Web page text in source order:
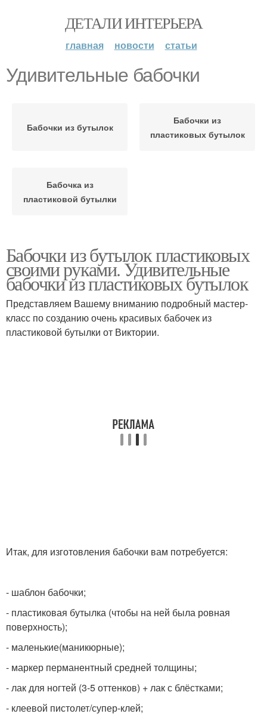
ДЕТАЛИ ИНТЕРЬЕРА
главная новости статьи
Удивительные бабочки
Бабочки из бутылок
Бабочки из
пластиковых бутылок
Бабочка из
пластиковой бутылки
Бабочки из бутылок пластиковых
своими руками. Удивительные
бабочки из пластиковых бутылок
Представляем Вашему вниманию подробный мастер-
класс по созданию очень красивых бабочек из
пластиковой бутылки от Виктории.
Итак, для изготовления бабочки вам потребуется:
- шаблон бабочки;
- пластиковая бутылка (чтобы на ней была ровная
поверхность);
- маленькие(маникюрные);
- маркер перманентный средней толщины;
- лак для ногтей (3-5 оттенков) + лак с блёстками;
- клеевой пистолет/супер-клей;